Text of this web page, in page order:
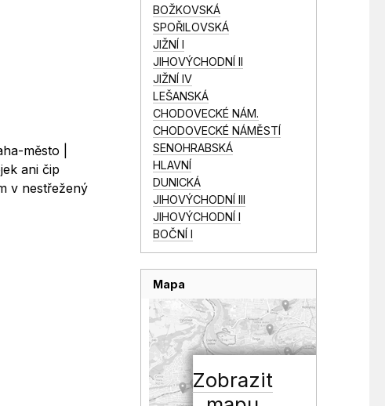
město |
ani čip
v nestřežený
BOŽKOVSKÁ
SPOŘILOVSKÁ
JIŽNÍ I
JIHOVÝCHODNÍ II
JIŽNÍ IV
LEŠANSKÁ
CHODOVECKÉ NÁM.
CHODOVECKÉ NÁMĚSTÍ
SENOHRABSKÁ
HLAVNÍ
DUNICKÁ
JIHOVÝCHODNÍ III
JIHOVÝCHODNÍ I
BOČNÍ I
Mapa
Zobrazit